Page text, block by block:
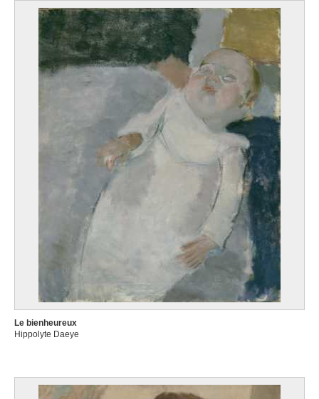
Le bienheureux
Hippolyte Daeye